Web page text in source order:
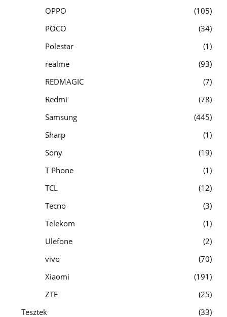
OPPO
105
POCO
34
Polestar
1
realme
93
REDMAGIC
7
Redmi
78
Samsung
445
Sharp
1
Sony
19
T Phone
1
TCL
12
Tecno
3
Telekom
1
Ulefone
2
vivo
70
Xiaomi
191
ZTE
25
Tesztek
33